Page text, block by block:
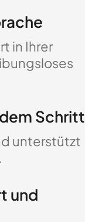
in Ihrer
Schritt
unterstützt
und